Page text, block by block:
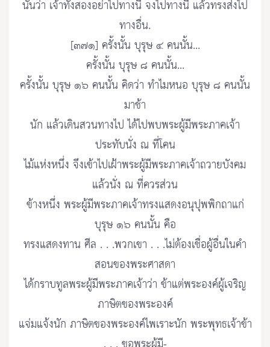
นั้นว่า เจ้าทั้งสองอย่าไปทางนี้ จงไปทางนี้ แล้วทรงส่งไป
ทางอื่น.
[๓๗๑] ครั้งนั้น บุรุษ ๔ คนนั้น...
ครั้งนั้น บุรุษ ๘ คนนั้น...
ครั้งนั้น บุรุษ ๑๖ คนนั้น คิดว่า ทำไมหนอ บุรุษ ๘ คนนั้น
มาช้า
นัก แล้วเดินสวนทางไป ได้ไปพบพระผู้มีพระภาคเจ้า
ประทับนั่ง ณ ที่โคน
ไม้แห่งหนึ่ง จึงเข้าไปเฝ้าพระผู้มีพระภาคเจ้าถวายบังคม
แล้วนั่ง ณ ที่ควรส่วน
ข้างหนึ่ง พระผู้มีพระภาคเจ้าทรงแสดงอนุปุพพิกถาแก่
บุรุษ ๑๖ คนนั้น คือ
ทรงแสดงทาน ศีล . . .พวกเขา . . .ไม่ต้องเชื่อผู้อื่นในคำ
สอนของพระศาสดา
ได้กราบทูลพระผู้มีพระภาคเจ้าว่า ข้าแต่พระองค์ผู้เจริญ
ภาษิตของพระองค์
แจ่มแจ้งนัก ภาษิตของพระองค์ไพเราะนัก พระพุทธเจ้าข้า